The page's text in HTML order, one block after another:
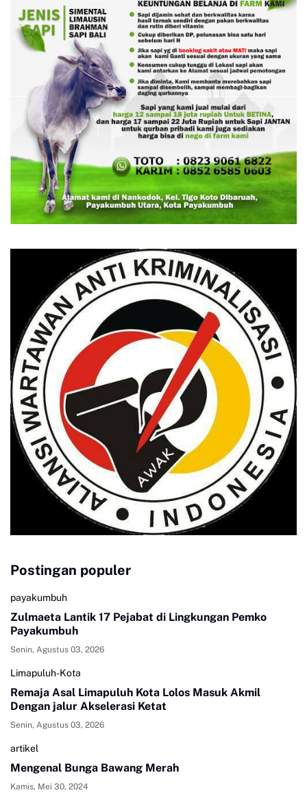
Postingan populer
payakumbuh
Zulmaeta Lantik 17 Pejabat di Lingkungan Pemko
Payakumbuh
Senin, Agustus 03, 2026
Limapuluh-Kota
Remaja Asal Limapuluh Kota Lolos Masuk Akmil
Dengan jalur Akselerasi Ketat
Senin, Agustus 03, 2026
artikel
Mengenal Bunga Bawang Merah
Kamis, Mei 30, 2024